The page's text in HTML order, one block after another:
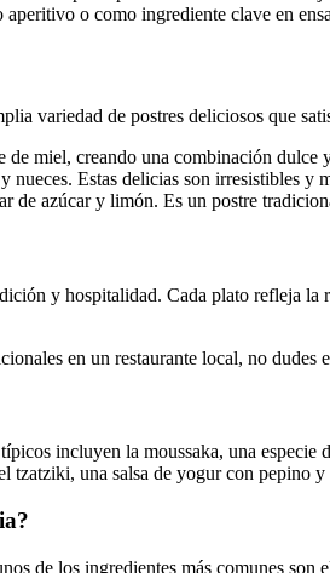
o como ingrediente clave en
variedad de postres deliciosos que
de miel, creando una combinación dulce
nueces. Estas delicias son irresistibles y
azúcar y limón. Es un postre
y hospitalidad. Cada plato refleja
en un restaurante local, no
incluyen la moussaka, una
tzatziki, una salsa de yogur con pepino y
de los ingredientes más comunes